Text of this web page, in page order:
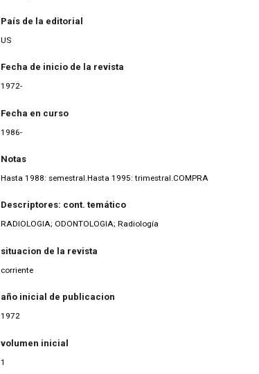
País de la editorial
US
Fecha de inicio de la revista
1972-
Fecha en curso
1986-
Notas
Hasta 1988: semestral.Hasta 1995: trimestral.COMPRA
Descriptores: cont. temático
RADIOLOGIA; ODONTOLOGIA; Radiología
situacion de la revista
corriente
año inicial de publicacion
1972
volumen inicial
1